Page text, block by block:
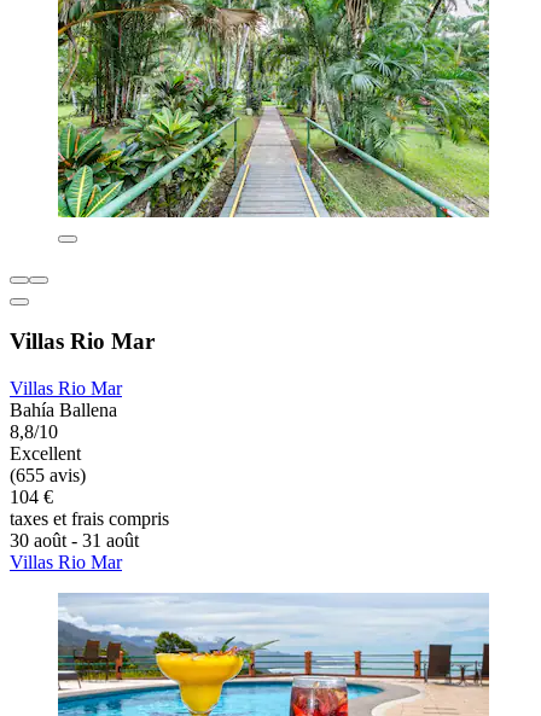
Villas Rio Mar
Villas Rio Mar
Bahía Ballena
8,8/10
Excellent
(655 avis)
104 €
taxes et frais compris
30 août - 31 août
Villas Rio Mar